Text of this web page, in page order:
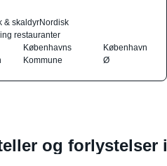
& skaldyrNordisk
restauranter
Københavns
Kommune
København
Ø
og forlystelser